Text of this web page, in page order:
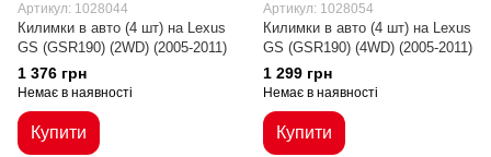
Артикул: 1028044
Килимки в авто (4 шт) на Lexus
GS (GSR190) (2WD) (2005-2011)
1 376 грн
Немає в наявності
Купити
Артикул: 1028054
Килимки в авто (4 шт) на Lexus
GS (GSR190) (4WD) (2005-2011)
1 299 грн
Немає в наявності
Купити